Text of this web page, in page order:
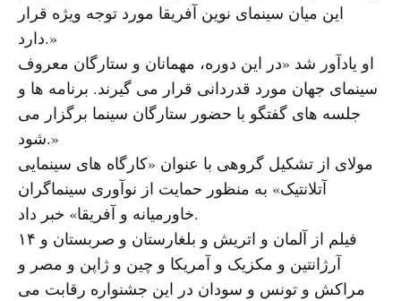
این میان سینمای نوین آفریقا مورد توجه ویژه قرار
دارد.»
او یادآور شد «در این دوره، مهمانان و ستارگان معروف
سینمای جهان مورد قدردانی قرار می گیرند. برنامه ها و
جلسه های گفتگو با حضور ستارگان سینما برگزار می
شود.»
مولای از تشکیل گروهی با عنوان «کارگاه های سینمایی
آتلانتیک» به منظور حمایت از نوآوری سینماگران
خاورمیانه و آفریقا» خبر داد.
۱۴ فیلم از آلمان و اتریش و بلغارستان و صربستان و
آرژانتین و مکزیک و آمریکا و چین و ژاپن و مصر و
مراکش و تونس و سودان در این جشنواره رقابت می